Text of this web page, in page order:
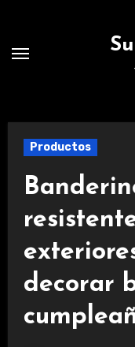
contenido
Productos
decorar